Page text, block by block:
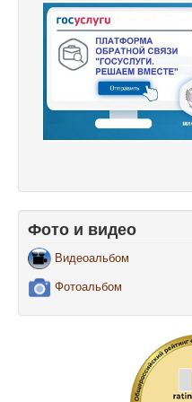
Фото и видео
Видеоальбом
Фотоальбом